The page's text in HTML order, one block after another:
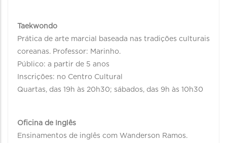
Taekwondo
Prática de arte marcial baseada nas tradições culturais
coreanas. Professor: Marinho.
Público: a partir de 5 anos
Inscrições: no Centro Cultural
Quartas, das 19h às 20h30; sábados, das 9h às 10h30
Oficina de Inglês
Ensinamentos de inglês com Wanderson Ramos.